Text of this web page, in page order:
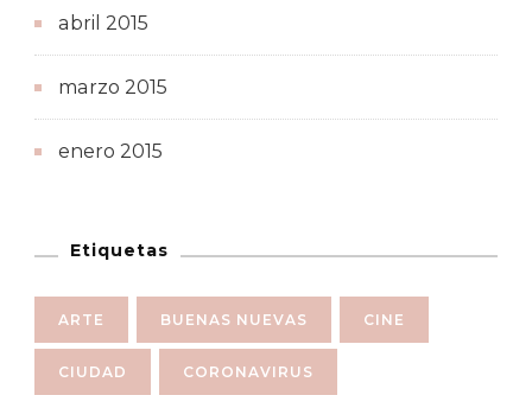
abril 2015
marzo 2015
enero 2015
Etiquetas
ARTE BUENAS NUEVAS CINE
CIUDAD CORONAVIRUS